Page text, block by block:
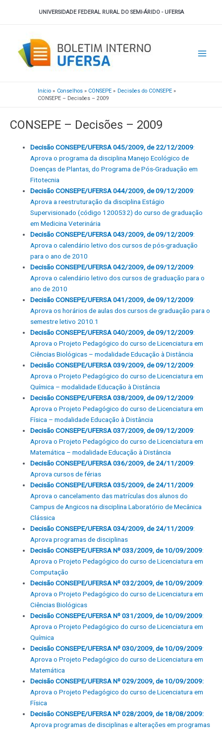
UNIVERSIDADE FEDERAL RURAL DO SEMI-ÁRIDO - UFERSA
Menu
Início Conselhos CONSEPE
Decisões do CONSEPE
CONSEPE – Decisões – 2009
CONSEPE – Decisões – 2009
Decisão CONSEPE/UFERSA 045/2009, de 22/12/2009:
Aprova o programa da disciplina Manejo Ecológico de
Doenças de Plantas, do Programa de Pós-Graduação em
Fitotecnia
Decisão CONSEPE/UFERSA 044/2009, de 09/12/2009:
Aprova a reestruturação da disciplina Estágio
Supervisionado (código 1200532) do curso de graduação
em Medicina Veterinária
Decisão CONSEPE/UFERSA 043/2009, de 09/12/2009:
Aprova o calendário letivo dos cursos de pós-graduação
para o ano de 2010
Decisão CONSEPE/UFERSA 042/2009, de 09/12/2009:
Aprova o calendário letivo dos cursos de graduação para o
ano de 2010
Decisão CONSEPE/UFERSA 041/2009, de 09/12/2009:
Aprova os horários de aulas dos cursos de graduação para o
semestre letivo 2010.1
Decisão CONSEPE/UFERSA 040/2009, de 09/12/2009:
Aprova o Projeto Pedagógico do curso de Licenciatura em
Ciências Biológicas – modalidade Educação à Distância
Decisão CONSEPE/UFERSA 039/2009, de 09/12/2009:
Aprova o Projeto Pedagógico do curso de Licenciatura em
Química – modalidade Educação à Distância
Decisão CONSEPE/UFERSA 038/2009, de 09/12/2009:
Aprova o Projeto Pedagógico do curso de Licenciatura em
Física – modalidade Educação à Distância
Decisão CONSEPE/UFERSA 037/2009, de 09/12/2009:
Aprova o Projeto Pedagógico do curso de Licenciatura em
Matemática – modalidade Educação à Distância
Decisão CONSEPE/UFERSA 036/2009, de 24/11/2009:
Aprova cursos de férias
Decisão CONSEPE/UFERSA 035/2009, de 24/11/2009:
Aprova o cancelamento das matrículas dos alunos do
Campus de Angicos na disciplina Laboratório de Mecânica
Clássica
Decisão CONSEPE/UFERSA 034/2009, de 24/11/2009:
Aprova programas de disciplinas
Decisão CONSEPE/UFERSA Nº 033/2009, de 10/09/2009:
Aprova o Projeto Pedagógico do curso de Licenciatura em
Computação
Decisão CONSEPE/UFERSA Nº 032/2009, de 10/09/2009:
Aprova o Projeto Pedagógico do curso de Licenciatura em
Ciências Biológicas
Decisão CONSEPE/UFERSA Nº 031/2009, de 10/09/2009:
Aprova o Projeto Pedagógico do curso de Licenciatura em
Química
Decisão CONSEPE/UFERSA Nº 030/2009, de 10/09/2009:
Aprova o Projeto Pedagógico do curso de Licenciatura em
Matemática
Decisão CONSEPE/UFERSA Nº 029/2009, de 10/09/2009:
Aprova o Projeto Pedagógico do curso de Licenciatura em
Física
Decisão CONSEPE/UFERSA Nº 028/2009, de 18/08/2009:
Aprova programas de disciplinas e alterações em programas